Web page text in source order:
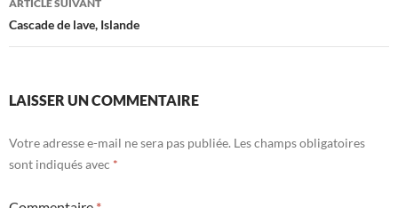
ARTICLE SUIVANT
Cascade de lave, Islande
LAISSER UN COMMENTAIRE
Votre adresse e-mail ne sera pas publiée. Les champs obligatoires
sont indiqués avec *